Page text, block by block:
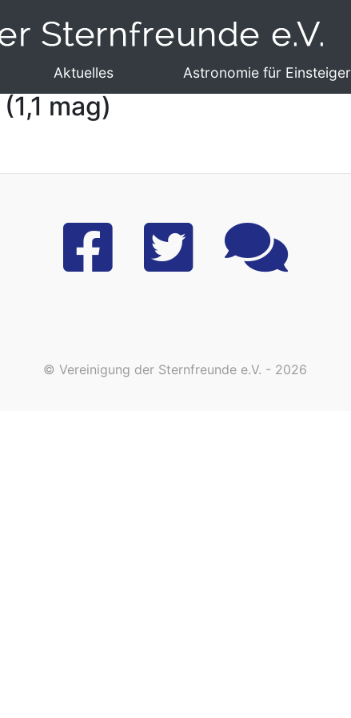
Aktuelles Astronomie für Einsteiger
mag)
© Vereinigung der Sternfreunde e.V. - 2026